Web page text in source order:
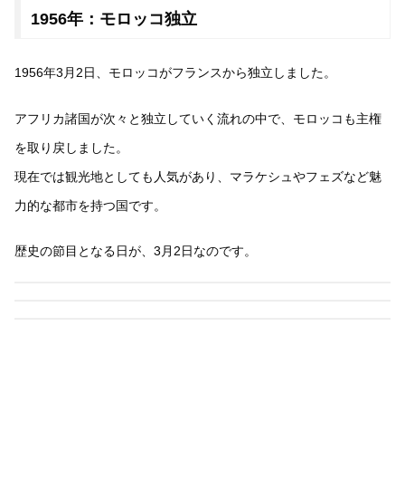
1956年：モロッコ独立
1956年3月2日、モロッコがフランスから独立しました。
アフリカ諸国が次々と独立していく流れの中で、モロッコも主権
を取り戻しました。
現在では観光地としても人気があり、マラケシュやフェズなど魅
力的な都市を持つ国です。
歴史の節目となる日が、3月2日なのです。